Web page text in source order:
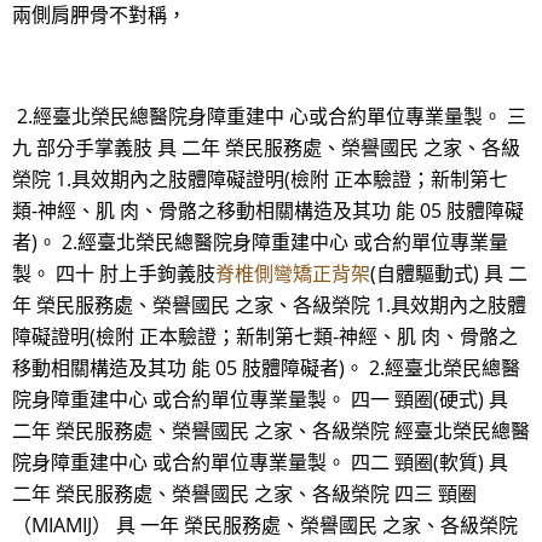
兩側肩胛骨不對稱，
2.經臺北榮民總醫院身障重建中 心或合約單位專業量製。 三
九 部分手掌義肢 具 二年 榮民服務處、榮譽國民 之家、各級
榮院 1.具效期內之肢體障礙證明(檢附 正本驗證；新制第七
類-神經、肌 肉、骨骼之移動相關構造及其功 能 05 肢體障礙
者)。 2.經臺北榮民總醫院身障重建中心 或合約單位專業量
製。 四十 肘上手鉤義肢脊椎側彎矯正背架(自體驅動式) 具 二
年 榮民服務處、榮譽國民 之家、各級榮院 1.具效期內之肢體
障礙證明(檢附 正本驗證；新制第七類-神經、肌 肉、骨骼之
移動相關構造及其功 能 05 肢體障礙者)。 2.經臺北榮民總醫
院身障重建中心 或合約單位專業量製。 四一 頸圈(硬式) 具
二年 榮民服務處、榮譽國民 之家、各級榮院 經臺北榮民總醫
院身障重建中心 或合約單位專業量製。 四二 頸圈(軟質) 具
二年 榮民服務處、榮譽國民 之家、各級榮院 四三 頸圈
（MIAMIJ） 具 一年 榮民服務處、榮譽國民 之家、各級榮院